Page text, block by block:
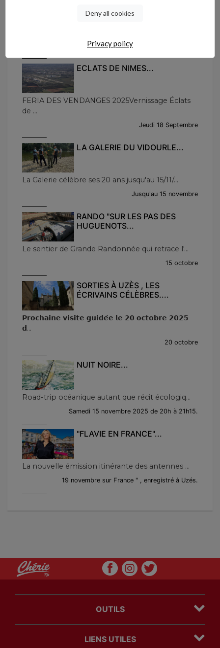
Du 23 au 25 septembre
ECLATS DE NIMES...
FERIA DES VENDANGES 2025Vernissage Éclats
de ...
Jeudi 18 Septembre
LA GALERIE DU VIDOURLE...
La Galerie célèbre ses 20 ans jusqu'au 15/11/...
Jusqu'au 15 novembre
RANDO "SUR LES PAS DES
HUGUENOTS...
Le sentier de Grande Randonnée qui retrace l'...
15 octobre
SORTIES À UZÈS , LES
ÉCRIVAINS CÉLÈBRES....
𝗣𝗿𝗼𝗰𝗵𝗮𝗶𝗻𝗲 𝘃𝗶𝘀𝗶𝘁𝗲 𝗴𝘂𝗶𝗱𝗲́𝗲 𝗹𝗲 𝟮𝟬 𝗼𝗰𝘁𝗼𝗯𝗿𝗲 𝟮𝟬𝟮𝟱
𝗱...
20 octobre
NUIT NOIRE...
Road-trip océanique autant que récit écologiq...
Samedi 15 novembre 2025 de 20h à 21h15.
"FLAVIE EN FRANCE"...
La nouvelle émission itinérante des antennes ...
19 novembre sur France " , enregistré à Uzés.
OUTILS
LIENS UTILES
Deny all cookies
Privacy policy